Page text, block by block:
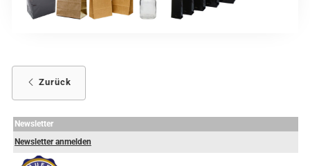
Zurück
Newsletter
Newsletter anmelden